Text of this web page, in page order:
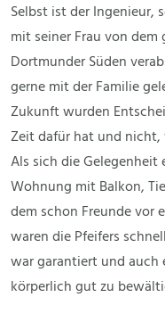
Selbst ist der Ingenieur,
mit seiner Frau von
Dortmunder Süden
gerne mit der Familie
Zukunft wurden
Zeit dafür hat und
Als sich die Gelegenheit
Wohnung mit Balkon,
dem schon Freunde vor
waren die Pfeifers
war garantiert und auch
körperlich gut zu